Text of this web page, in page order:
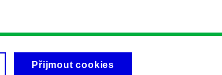
Přijmout cookies